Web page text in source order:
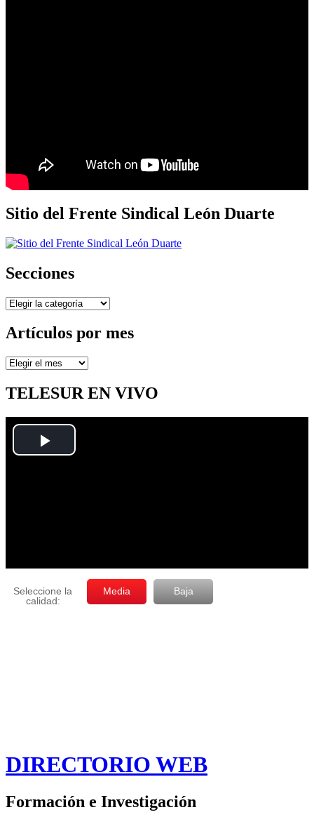
Sitio del Frente Sindical León Duarte
Secciones
Secciones
Artículos por mes
Artículos
mes
TELESUR EN VIVO
DIRECTORIO WEB
Formación e Investigación